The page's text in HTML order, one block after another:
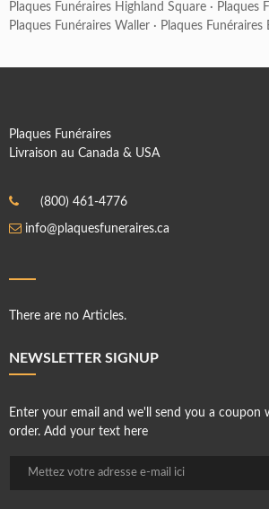
Plaques Funéraires Highland Square · Plaques
Plaques Funéraires Waller · Plaques Funéraires
Plaques Funéraires
Livraison au Canada & USA
(800) 461-4776
info@plaquesfuneraires.ca
There are no Articles.
NEWSLETTER SIGNUP
Enter your email and we'll send you a
order. Add your text here